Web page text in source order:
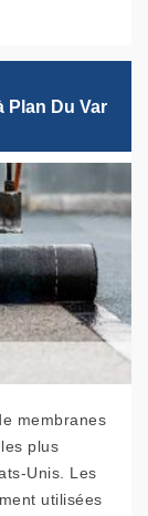
Plan Du Var
membranes
plus
Unis. Les
utilisées